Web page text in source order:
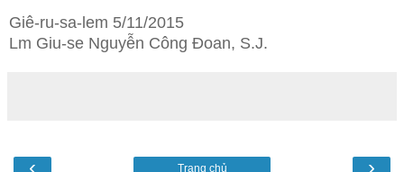
Giê-ru-sa-lem 5/11/2015
Lm Giu-se Nguyễn Công Đoan, S.J.
Trang chủ